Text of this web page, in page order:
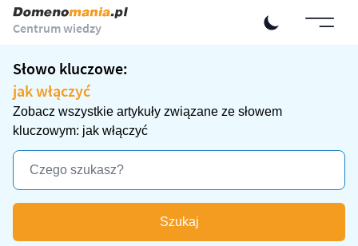
Centrum wiedzy
Słowo kluczowe:
jak włączyć
Zobacz wszystkie artykuły związane ze słowem
kluczowym: jak włączyć
Szukaj